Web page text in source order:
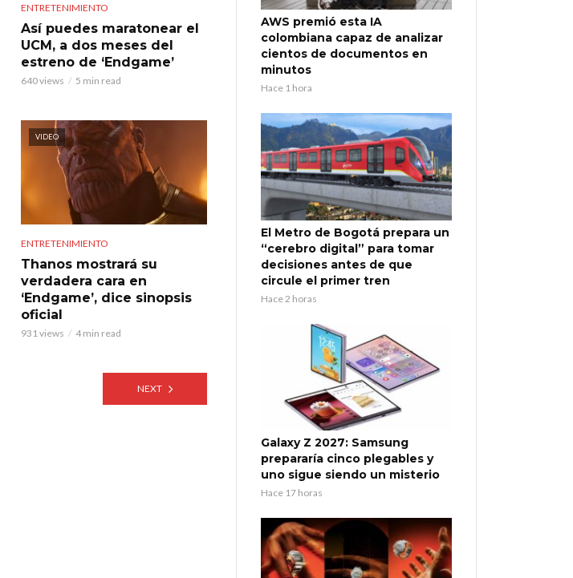
ENTRETENIMIENTO
Así puedes maratonear el
UCM, a dos meses del
estreno de ‘Endgame’
640 views 5 min read
VIDEO
ENTRETENIMIENTO
Thanos mostrará su
verdadera cara en
‘Endgame’, dice sinopsis
oficial
931 views 4 min read
NEXT
AWS premió esta IA
colombiana capaz de analizar
cientos de documentos en
minutos
Hace 1 hora
El Metro de Bogotá prepara un
“cerebro digital” para tomar
decisiones antes de que
circule el primer tren
Hace 2 horas
Galaxy Z 2027: Samsung
prepararía cinco plegables y
uno sigue siendo un misterio
Hace 17 horas